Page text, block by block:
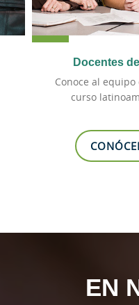
Docentes
Conoce al
curso
EN